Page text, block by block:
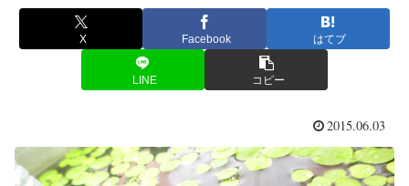
X Facebook はてブ
LINE コピー
2015.06.03